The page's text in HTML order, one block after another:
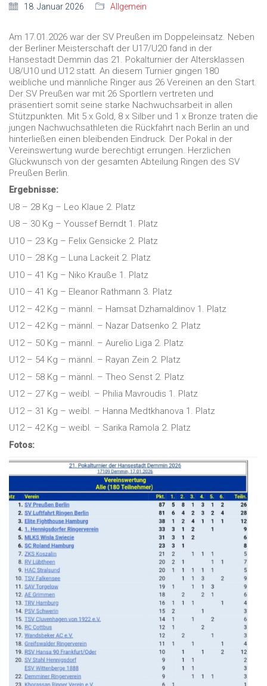
18. Januar 2026 Allgemein
Am 17.01.2026 war der SV Preußen im Doppeleinsatz. Neben
der Berliner Meisterschaft der U17/U20 fand in der
Hansestadt Demmin das 21. Pokalturnier der Altersklassen
U8/U10 und U12 statt. An diesem Turnier gingen 180
weibliche und männliche Ringer aus 26 Vereinen an den Start.
Der SV Preußen war mit 26 Sportlern vertreten und
präsentiert somit seine starke Nachwuchsarbeit in allen
Stützpunkten. Mit 5 x Gold, 8 x Silber und 1 x Bronze traten die
jungen Nachwuchsathleten die Rückfahrt nach Berlin an und
hinterließen einen bleibenden Eindruck. Der Pokal in der
Vereinswertung wurde berechtigt errungen. Herzlichen
Glückwunsch von der gesamten Abteilung Ringen des SV
Preußen Berlin.
Ergebnisse:
U8 – 28 Kg – Leo Klaue 2. Platz
U8 – 30 Kg – Youssef Berndt 1. Platz
U10 – 23 Kg – Felix Gensicke 2. Platz
U10 – 28 Kg – Luna Lackeit 2. Platz
U10 – 41 Kg – Niko Krauße 1. Platz
U10 – 41 Kg – Eleanor Rathmann 3. Platz
U12 – 42 Kg – männl. – Hamsat Dzhamaldinov 1. Platz
U12 – 42 Kg – männl. – Nazar Datsenko 2. Platz
U12 – 50 Kg – männl. – Aurelio Liga 2. Platz
U12 – 54 Kg – männl. – Rayan Zein 2. Platz
U12 – 58 Kg – männl. – Theo Senst 2. Platz
U12 – 27 Kg – weibl. – Philia Mavroudis 1. Platz
U12 – 31 Kg – weibl. – Hanna Medtkhanova 1. Platz
U12 – 42 Kg – weibl. – Sarika Ramola 2. Platz
Fotos: